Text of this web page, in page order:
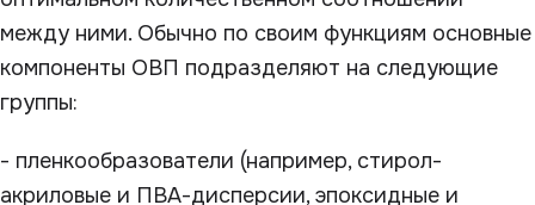
между ними. Обычно по своим функциям основные
компоненты ОВП подразделяют на следующие
группы:
- пленкообразователи (например, стирол-
акриловые и ПВА-дисперсии, эпоксидные и